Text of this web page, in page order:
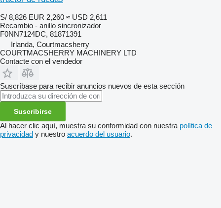
S/ 8,826 EUR 2,260 ≈ USD 2,611
Recambio - anillo sincronizador
F0NN7124DC, 81871391
Irlanda, Courtmacsherry
COURTMACSHERRY MACHINERY LTD
Contacte con el vendedor
Suscríbase para recibir anuncios nuevos de esta sección
Suscribirse
Al hacer clic aquí, muestra su conformidad con nuestra política de
privacidad y nuestro acuerdo del usuario.